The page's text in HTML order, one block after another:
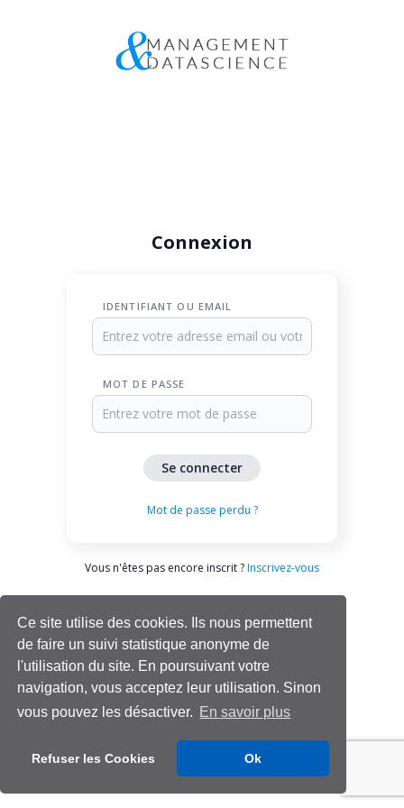
Ce site utilise des cookies. Ils nous permettent
de faire un suivi statistique anonyme de
l'utilisation du site. En poursuivant votre
navigation, vous acceptez leur utilisation. Sinon
vous pouvez les désactiver. En savoir plus
Refuser les Cookies Ok
Connexion
IDENTIFIANT OU EMAIL
MOT DE PASSE
Mot de passe perdu ?
Vous n'êtes pas encore inscrit ? Inscrivez-vous